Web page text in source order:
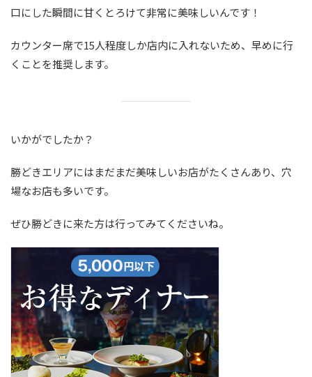
口にした瞬間に甘くとろけて非常に美味しいんです！
カウンター席で15人程度しか店内に入れないため、早めに行
くことを推奨します。
いかがでしたか？
勝どきエリアにはまだまだ美味しいお店がたくさんあり、穴
場なお店も多いです。
ぜひ勝どきに来た方は行ってみてくださいね。